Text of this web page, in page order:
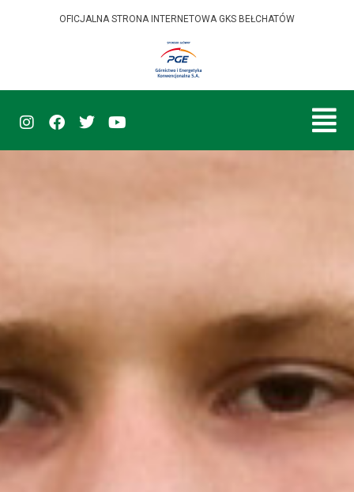
OFICJALNA STRONA INTERNETOWA GKS BEŁCHATÓW